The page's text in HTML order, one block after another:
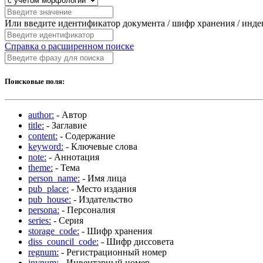
Или введите идентификатор документа / шифр хранения /
Справка о расширенном поиске
Поисковые поля:
author: - Автор
title: - Заглавие
content: - Содержание
keyword: - Ключевые слова
note: - Аннотация
theme: - Тема
person_name: - Имя лица
pub_place: - Место издания
pub_house: - Издательство
persona: - Персоналия
series: - Серия
storage_code: - Шифр хранения
diss_council_code: - Шифр диссовета
regnum: - Регистрационный номер